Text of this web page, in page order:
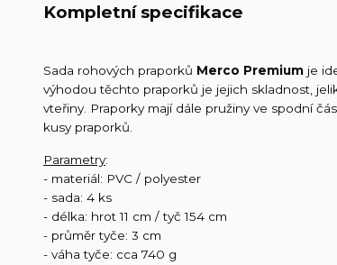
Kompletní specifikace
Sada rohových praporků Merco Premium je
výhodou těchto praporků je jejich skladnost,
vteřiny. Praporky mají dále pružiny ve spodní
kusy praporků.
Parametry:
- materiál: PVC / polyester
- sada: 4 ks
- délka: hrot 11 cm / tyč 154 cm
- průměr tyče: 3 cm
- váha tyče: cca 740 g